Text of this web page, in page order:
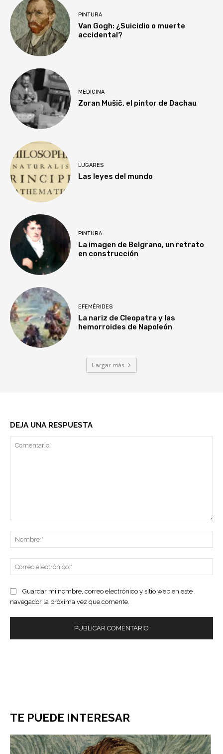
PINTURA
Van Gogh: ¿Suicidio o muerte
accidental?
MEDICINA
Zoran Mušič, el pintor de Dachau
LUGARES
Las leyes del mundo
PINTURA
La imagen de Belgrano, un retrato
en construcción
EFEMÉRIDES
La nariz de Cleopatra y las
hemorroides de Napoleón
Cargar más
DEJA UNA RESPUESTA
Guardar mi nombre, correo electrónico y sitio web en este
navegador la próxima vez que comente.
TE PUEDE INTERESAR